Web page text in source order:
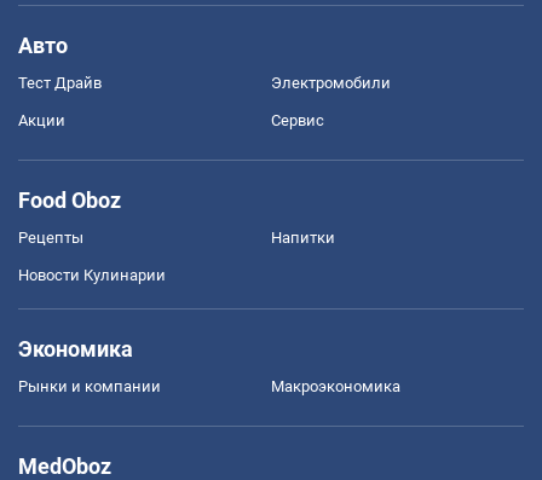
Авто
Тест Драйв Электромобили
Акции Сервис
Food Oboz
Рецепты Напитки
Новости Кулинарии
Экономика
Рынки и компании Mакроэкономика
MedOboz